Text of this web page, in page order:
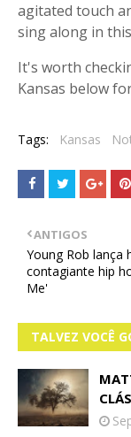
agitated touch
sing along in
It's worth
Kansas below
Tags: Kansas
ANTIGOS
Young Rob lança
contagiante hip
Me'
TALVEZ VOCÊ